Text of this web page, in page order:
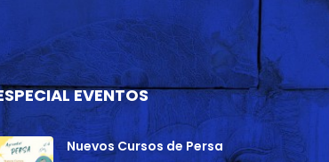
EVENTOS
Nuevos Cursos de Persa